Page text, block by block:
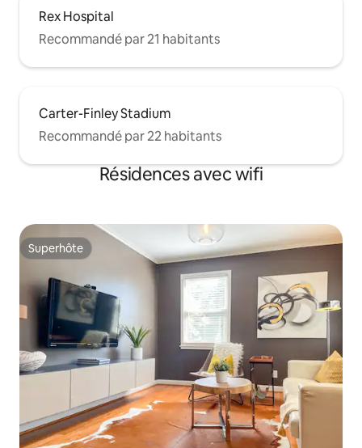
Rex Hospital
Recommandé par 21 habitants
Carter-Finley Stadium
Recommandé par 22 habitants
Résidences avec wifi
Superhôte
Superhôte